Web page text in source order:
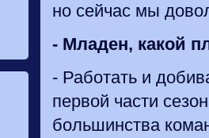
но сейчас мы
- Младен, какой
- Работать и
первой части
большинства